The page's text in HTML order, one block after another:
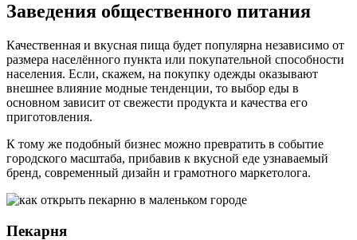
Заведения общественного питания
Качественная и вкусная пища будет популярна независимо от
размера населённого пункта или покупательной способности
населения. Если, скажем, на покупку одежды оказывают
внешнее влияние модные тенденции, то выбор еды в
основном зависит от свежести продукта и качества его
приготовления.
К тому же подобный бизнес можно превратить в событие
городского масштаба, прибавив к вкусной еде узнаваемый
бренд, современный дизайн и грамотного маркетолога.
Пекарня